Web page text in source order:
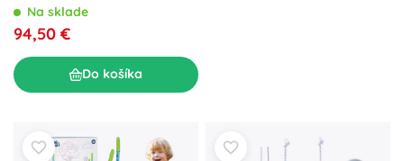
Na sklade
94,50 €
Do košíka